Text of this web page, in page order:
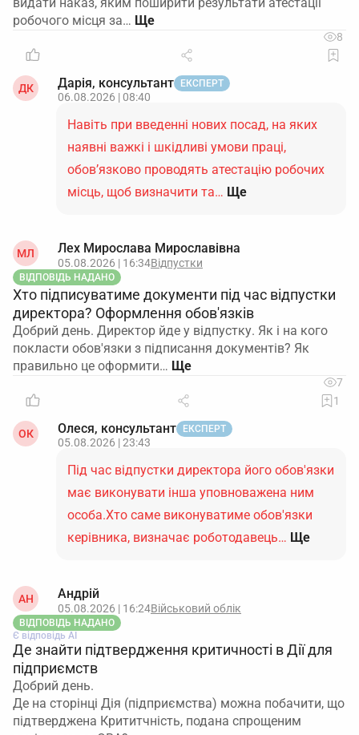
робочого місця за…
8
ДК Дарія, консультант ЕКСПЕРТ
06.08.2026 | 08:40
Навіть при введенні нових посад, на яких
наявні важкі і шкідливі умови праці,
обов’язково проводять атестацію робочих
місць, щоб визначити та… Ще
МЛ Лех Мирослава Мирославівна
05.08.2026 | 16:34Відпустки
ВІДПОВІДЬ НАДАНО
Хто підписуватиме документи під час відпустки
директора? Оформлення обов'язків
Добрий день. Директор йде у відпустку. Як і на кого
покласти обов'язки з підписання документів? Як
правильно це оформити…
7
1
ОК Олеся, консультант ЕКСПЕРТ
05.08.2026 | 23:43
Під час відпустки директора його обов'язки
має виконувати інша уповноважена ним
особа.Хто саме виконуватиме обов'язки
керівника, визначає роботодавець… Ще
АН Андрій
05.08.2026 | 16:24Військовий облік
ВІДПОВІДЬ НАДАНО
Є відповідь АІ
Де знайти підтвердження критичності в Дії для
підприємств
Добрий день.
Де на сторінці Дія (підприємства) можна побачити, що
підтверджена Крититчність, подана спрощеним